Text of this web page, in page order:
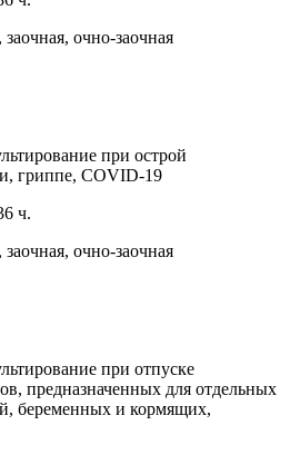
заочная, очно-заочная
при острой
гриппе, COVID-19
ч.
заочная, очно-заочная
при отпуске
предназначенных для отдельных
беременных и кормящих,